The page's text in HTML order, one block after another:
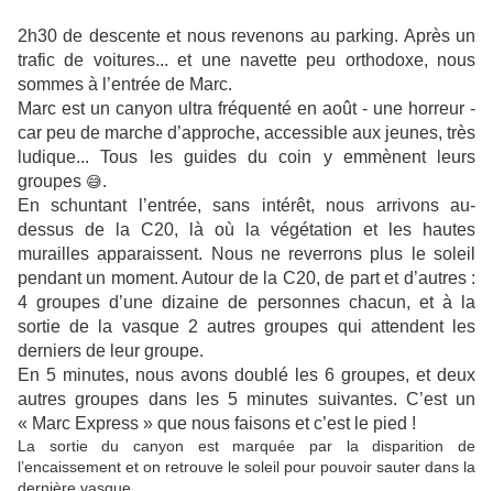
2h30 de descente et nous revenons au parking. Après un
trafic de voitures... et une navette peu orthodoxe, nous
sommes à l’entrée de Marc.
Marc est un canyon ultra fréquenté en août - une horreur -
car peu de marche d’approche, accessible aux jeunes, très
ludique... Tous les guides du coin y emmènent leurs
groupes 😅.
En schuntant l’entrée, sans intérêt, nous arrivons au-
dessus de la C20, là où la végétation et les hautes
murailles apparaissent. Nous ne reverrons plus le soleil
pendant un moment. Autour de la C20, de part et d’autres :
4 groupes d’une dizaine de personnes chacun, et à la
sortie de la vasque 2 autres groupes qui attendent les
derniers de leur groupe.
En 5 minutes, nous avons doublé les 6 groupes, et deux
autres groupes dans les 5 minutes suivantes. C’est un
« Marc Express » que nous faisons et c’est le pied !
La sortie du canyon est marquée par la disparition de
l’encaissement et on retrouve le soleil pour pouvoir sauter dans la